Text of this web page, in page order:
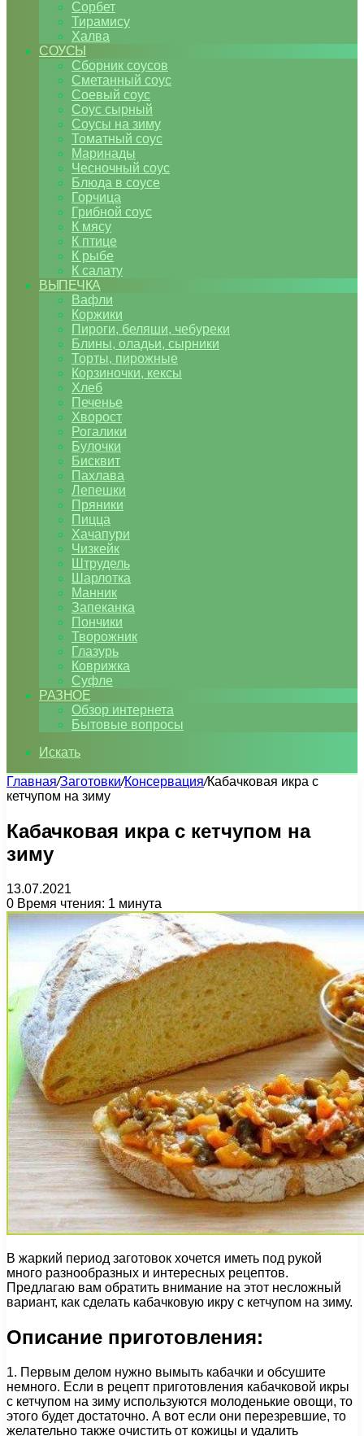
Сорбет
Тирамису
Халва
СОУСЫ
Сборник соусов
Сметанный соус
Соевый соус
Соус сырный
Соусы на зиму
Томатный соус
Маринады
Чесночный соус
Блюда в соусе
Горчица
Грибной соус
К мясу
К птице
К рыбе
К салату
ВЫПЕЧКА
Вафли
Коржики
Пироги, беляши, чебуреки
Блины, оладьи, сырники
Торты, пирожные
Корзиночки, кексы
Хлеб
Печенье
Хворост
Рогалики
Булочки
Бисквит
Пахлава
Лепешки
Пряники
Пицца
Хачапури
Чизкейк
Штрудель
Шарлотка
Манник
Запеканка
Пончики
Творожник
Глазурь
Коврижка
Суфле
РАЗНОЕ
Обзор интернета
Бытовые вопросы
Искать
Главная/Заготовки/Консервация/Кабачковая икра с
кетчупом на зиму
Кабачковая икра с кетчупом на
зиму
13.07.2021
0 Время чтения: 1 минута
В жаркий период заготовок хочется иметь под рукой
много разнообразных и интересных рецептов.
Предлагаю вам обратить внимание на этот несложный
вариант, как сделать кабачковую икру с кетчупом на зиму.
Описание приготовления:
1. Первым делом нужно вымыть кабачки и обсушите
немного. Если в рецепт приготовления кабачковой икры
с кетчупом на зиму используются молоденькие овощи, то
этого будет достаточно. А вот если они перезревшие, то
желательно также очистить от кожицы и удалить